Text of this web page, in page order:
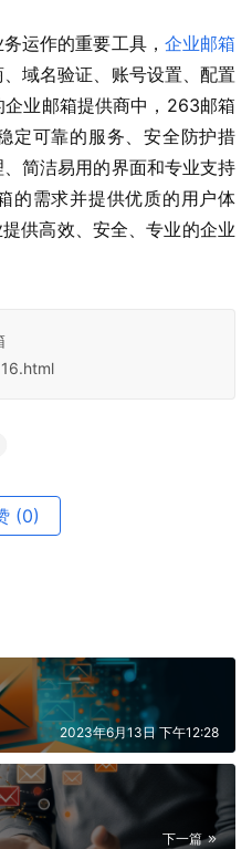
运作的重要工具， 企业邮箱
域名验证、账号设置、配置
业邮箱提供商中，263邮箱
定可靠的服务、安全防护措
简洁易用的界面和专业支持
的需求并提供优质的用户体
供高效、安全、专业的企业
(0)
2023年6月13日 下午12:28
下一篇